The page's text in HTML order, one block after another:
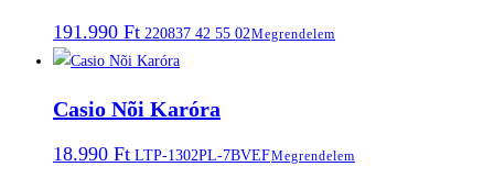
191.990 Ft 220837 42 55 02Megrendelem
Casio Nõi Karóra
18.990 Ft LTP-1302PL-7BVEFMegrendelem